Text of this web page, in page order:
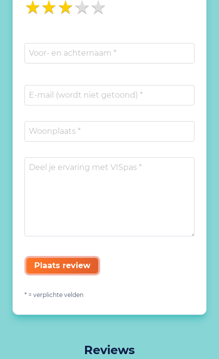
Plaats review
* = verplichte velden
Reviews